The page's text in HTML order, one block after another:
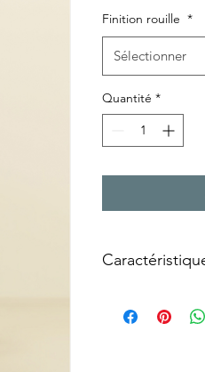
Finition rouille *
Sélectionner
Quantité *
Technique utilisée :